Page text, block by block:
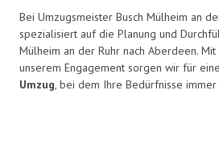
Bei Umzugsmeister Busch Mülheim an
spezialisiert auf die Planung und
Mülheim an der Ruhr nach Aberdeen.
unserem Engagement sorgen wir für
Umzug, bei dem Ihre Bedürfnisse